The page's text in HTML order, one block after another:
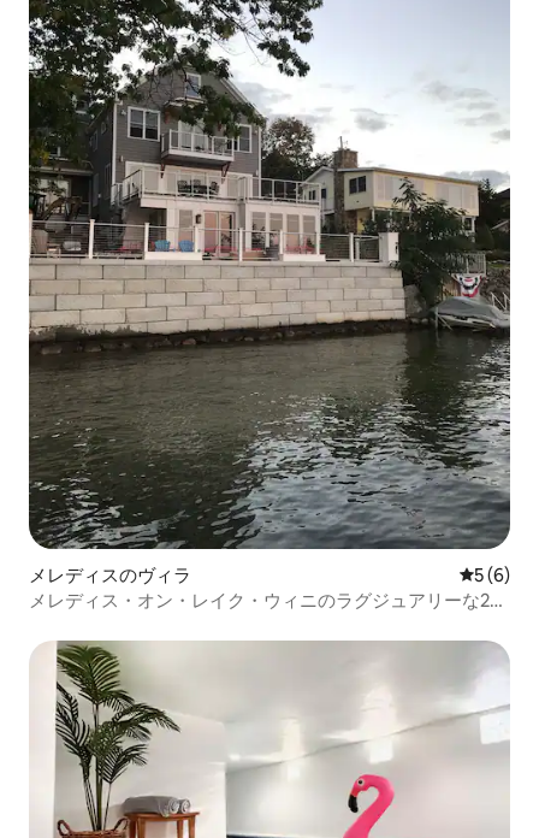
メレディスのヴィラ レビュー
5 (6)
メレディス・オン・レイク・ウィニのラグジュアリーな2ベ